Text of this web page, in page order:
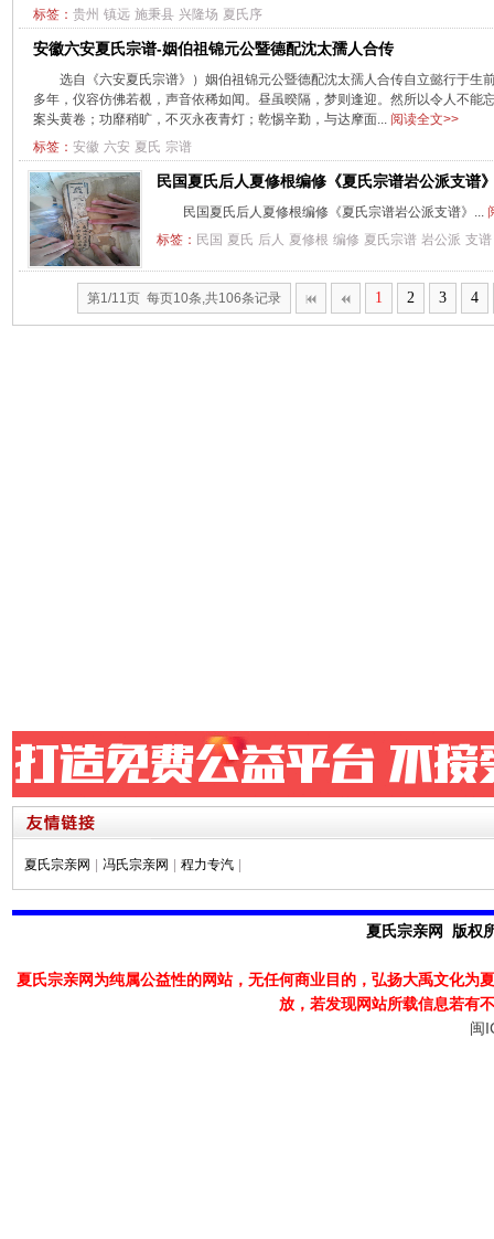
标签： 贵州 镇远 施秉县 兴隆场 夏氏序
安徽六安夏氏宗谱-姻伯祖锦元公暨德配沈太孺人合传
选自《六安夏氏宗谱》）姻伯祖锦元公暨德配沈太孺人合传自立懿行于生
多年，仪容仿佛若覩，声音依稀如闻。昼虽暌隔，梦则逢迎。然所以令人不能
案头黄卷；功靡稍旷，不灭永夜青灯；乾惕辛勤，与达摩面... 阅读全文>>
标签： 安徽 六安 夏氏 宗谱
民国夏氏后人夏修根编修《夏氏宗谱岩公派支谱
民国夏氏后人夏修根编修《夏氏宗谱岩公派支谱》...
标签： 民国 夏氏 后人 夏修根 编修 夏氏宗谱 岩公派 支谱
第1/11页 每页10条,共106条记录 1 2 3 4
夏氏宗亲网 冯氏宗亲网 程力专汽
夏氏宗亲网 版权
夏氏宗亲网为纯属公益性的网站，无任何商业目的，弘扬大禹文化为
放，若发现网站所载信息若有
闽